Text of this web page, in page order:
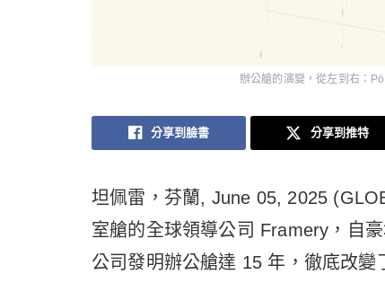
辦公艙的演變，從左到右：
分享到臉書 分享到推特
坦佩雷，芬蘭, June 05, 2025
室艙的全球領導公司 Framery，自
公司發明辦公艙達 15 年，徹底改變